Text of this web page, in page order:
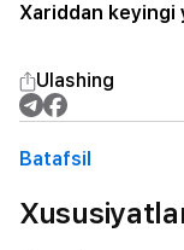
Xariddan keyingi
Ulashing
Batafsil